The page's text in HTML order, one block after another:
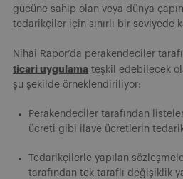
gücüne sahip olan veya dünya
tedarikçiler için sınırlı bir seviyede
Nihai Rapor’da perakendeciler
ticari uygulama teşkil edebilecek
şu şekilde örneklendiriliyor:
Perakendeciler tarafından
ücreti gibi ilave ücretlerin
Tedarikçilerle yapılan
tarafından tek taraflı değişiklik